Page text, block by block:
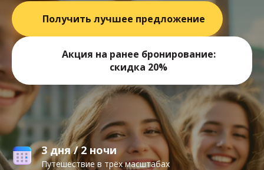
Получить лучшее предложение
Акция на ранее бронирование:
скидка 20%
3 дня / 2 ночи
Путешествие в трёх масштабах